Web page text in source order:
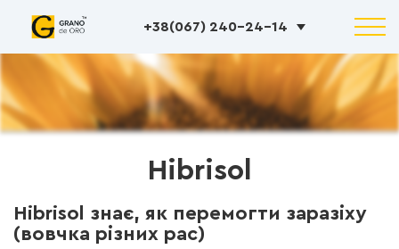
+38(067) 240-24-14
Hibrisol
Hibrisol знає, як перемогти заразіху
(вовчка різних рас)